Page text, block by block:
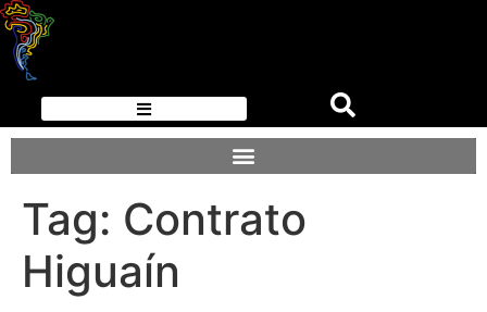
Tag: Contrato
Higuaín